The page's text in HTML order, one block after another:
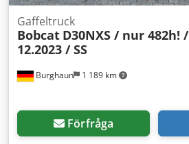
Burghaun 1 189 km
Gaffeltruck
Bobcat D30NXS / nur 482h! /
12.2023 / SS
Förfråga